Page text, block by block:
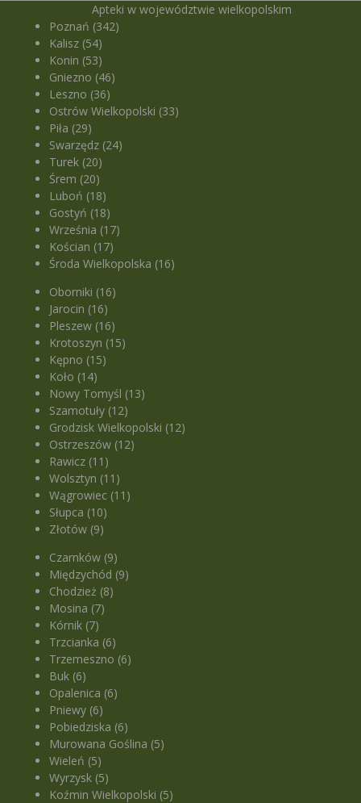
Apteki w województwie wielkopolskim
Poznań (342)
Kalisz (54)
Konin (53)
Gniezno (46)
Leszno (36)
Ostrów Wielkopolski (33)
Piła (29)
Swarzędz (24)
Turek (20)
Śrem (20)
Luboń (18)
Gostyń (18)
Września (17)
Kościan (17)
Środa Wielkopolska (16)
Oborniki (16)
Jarocin (16)
Pleszew (16)
Krotoszyn (15)
Kępno (15)
Koło (14)
Nowy Tomyśl (13)
Szamotuły (12)
Grodzisk Wielkopolski (12)
Ostrzeszów (12)
Rawicz (11)
Wolsztyn (11)
Wągrowiec (11)
Słupca (10)
Złotów (9)
Czarnków (9)
Międzychód (9)
Chodzież (8)
Mosina (7)
Kórnik (7)
Trzcianka (6)
Trzemeszno (6)
Buk (6)
Opalenica (6)
Pniewy (6)
Pobiedziska (6)
Murowana Goślina (5)
Wieleń (5)
Wyrzysk (5)
Koźmin Wielkopolski (5)